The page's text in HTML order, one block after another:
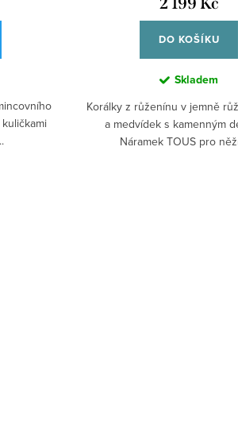
DO KOŠÍKU
Skladem
Korálky z růženínu v jemně
a medvídek s kamenným
Náramek TOUS pro